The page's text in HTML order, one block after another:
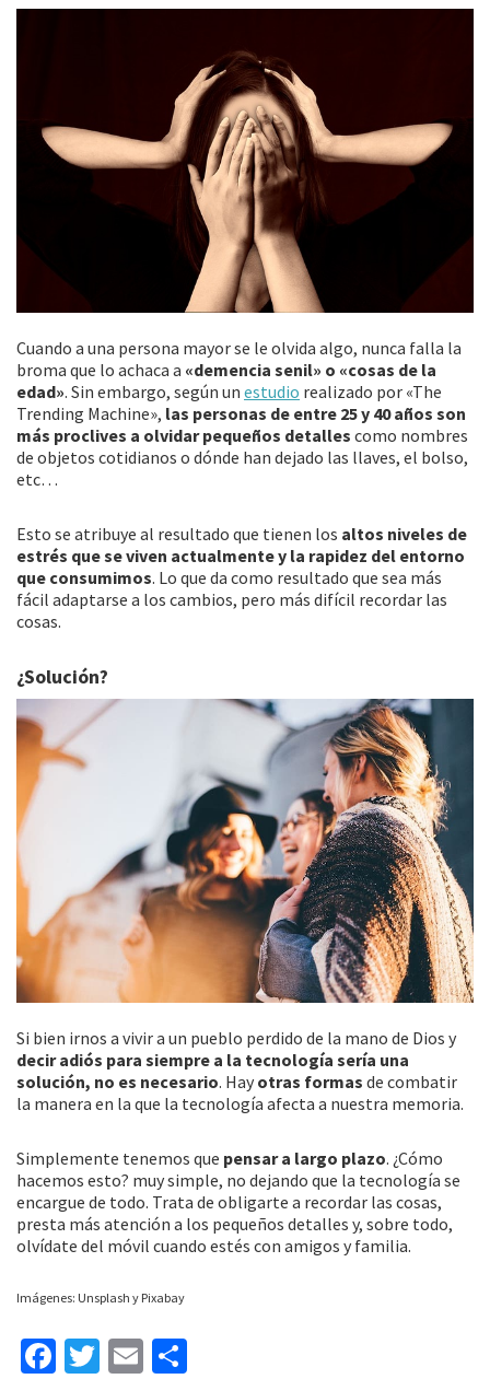
Cuando a una persona mayor se le olvida algo, nunca falla la
broma que lo achaca a «demencia senil» o «cosas de la
edad». Sin embargo, según un estudio realizado por «The
Trending Machine», las personas de entre 25 y 40 años son
más proclives a olvidar pequeños detalles como nombres
de objetos cotidianos o dónde han dejado las llaves, el bolso,
etc…
Esto se atribuye al resultado que tienen los altos niveles de
estrés que se viven actualmente y la rapidez del entorno
que consumimos. Lo que da como resultado que sea más
fácil adaptarse a los cambios, pero más difícil recordar las
cosas.
¿Solución?
Si bien irnos a vivir a un pueblo perdido de la mano de Dios y
decir adiós para siempre a la tecnología sería una
solución, no es necesario. Hay otras formas de combatir
la manera en la que la tecnología afecta a nuestra memoria.
Simplemente tenemos que pensar a largo plazo. ¿Cómo
hacemos esto? muy simple, no dejando que la tecnología se
encargue de todo. Trata de obligarte a recordar las cosas,
presta más atención a los pequeños detalles y, sobre todo,
olvídate del móvil cuando estés con amigos y familia.
Imágenes: Unsplash y Pixabay
Fa T
E